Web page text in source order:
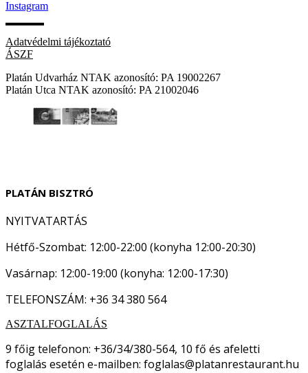
Instagram
Adatvédelmi tájékoztató
ÁSZF
Platán Udvarház NTAK azonosító: PA 19002267
Platán Utca NTAK azonosító: PA 21002046
PLATÁN BISZTRÓ
NYITVATARTÁS
Hétfő-Szombat: 12:00-22:00 (konyha 12:00-20:30)
Vasárnap: 12:00-19:00 (konyha: 12:00-17:30)
TELEFONSZÁM: +36 34 380 564
ASZTALFOGLALÁS
9 főig telefonon: +36/34/380-564, 10 fő és afeletti
foglalás esetén e-mailben: foglalas@platanrestaurant.hu